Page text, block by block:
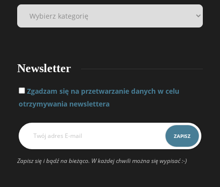
Newsletter
Zgadzam się na przetwarzanie danych w celu
otrzymywania newslettera
Zapisz się i bądź na bieżąco. W każdej chwili można się wypisać :-)